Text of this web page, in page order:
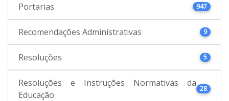
Portarias 947
Recomendações Administrativas 9
Resoluções 5
Resoluções e Instruções Normativas da
Educação
28